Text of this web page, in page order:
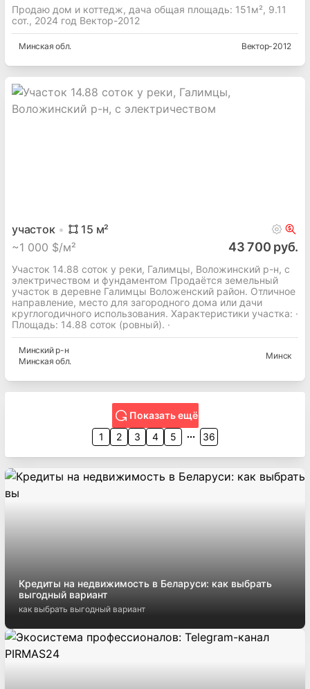
Продаю дом и коттедж, дача общая площадь: 151м², 9.11
сот., 2024 год Вектор-2012
Минская обл. Вектор-2012
участок 15 м²
~1 000 $/м² 43 700 руб.
Участок 14.88 соток у реки, Галимцы, Воложинский р-н, с
электричеством и фундаментом Продаётся земельный
участок в деревне Галимцы Воложенский район. Отличное
направление, место для загородного дома или дачи
круглогодичного использования. Характеристики участка: ·
Площадь: 14.88 соток (ровный). ·
Минскийр-н
Минская обл.
Минск
Показать ещё
1
2 3 4 5 36
Кредиты на недвижимость в Беларуси: как выбрать
выгодный вариант
как выбрать выгодный вариант